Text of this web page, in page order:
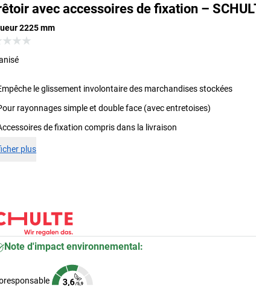
avec accessoires de fixation –
2225 mm
le glissement involontaire des marchandises stockées
rayonnages simple et double face (avec entretoises)
de fixation compris dans la livraison
plus
Note d'impact environnemental: